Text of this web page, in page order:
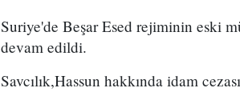
Suriye'de Beşar Esed rejiminin eski
devam edildi.
Savcılık,Hassun hakkında idam